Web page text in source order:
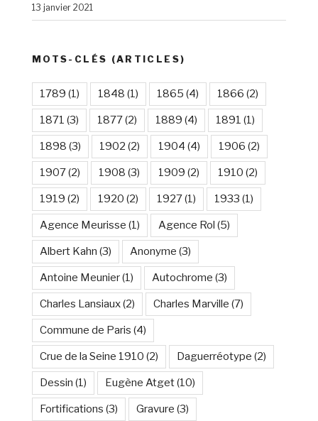
13 janvier 2021
MOTS-CLÉS (ARTICLES)
1789 (1) 1848 (1) 1865 (4) 1866 (2)
1871 (3) 1877(2) 1889 (4) 1891 (1)
1898 (3) 1902 (2) 1904 (4) 1906 (2)
1907(2) 1908 (3) 1909 (2) 1910 (2)
1919 (2) 1920 (2) 1927(1) 1933 (1)
Agence Meurisse (1) Agence Rol (5)
Albert Kahn (3) Anonyme (3)
Antoine Meunier(1) Autochrome (3)
Charles Lansiaux(2) Charles Marville (7)
Commune de Paris (4)
Crue de la Seine 1910 (2) Daguerréotype (2)
Dessin (1) Eugène Atget(10)
Fortifications (3) Gravure (3)